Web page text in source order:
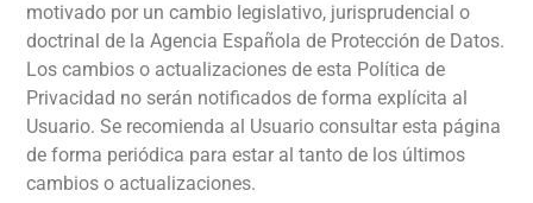
motivado por un cambio legislativo, jurisprudencial o
doctrinal de la Agencia Española de Protección de Datos.
Los cambios o actualizaciones de esta Política de
Privacidad no serán notificados de forma explícita al
Usuario. Se recomienda al Usuario consultar esta página
de forma periódica para estar al tanto de los últimos
cambios o actualizaciones.